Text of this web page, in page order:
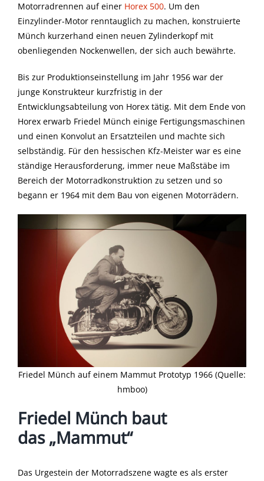
Motorradrennen auf einer Horex 500. Um den
Einzylinder-Motor renntauglich zu machen, konstruierte
Münch kurzerhand einen neuen Zylinderkopf mit
obenliegenden Nockenwellen, der sich auch bewährte.
Bis zur Produktionseinstellung im Jahr 1956 war der
junge Konstrukteur kurzfristig in der
Entwicklungsabteilung von Horex tätig. Mit dem Ende von
Horex erwarb Friedel Münch einige Fertigungsmaschinen
und einen Konvolut an Ersatzteilen und machte sich
selbständig. Für den hessischen Kfz-Meister war es eine
ständige Herausforderung, immer neue Maßstäbe im
Bereich der Motorradkonstruktion zu setzen und so
begann er 1964 mit dem Bau von eigenen Motorrädern.
Friedel Münch auf einem Mammut Prototyp 1966 (Quelle:
hmboo)
Friedel Münch baut
das „Mammut“
Das Urgestein der Motorradszene wagte es als erster